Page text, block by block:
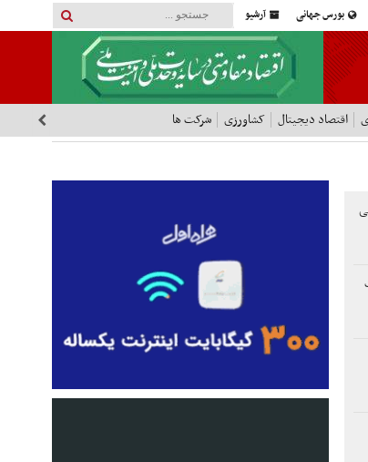
بورس جهانی آرشیو
اقتصاد دیجیتال کشاورزی شرکت ها